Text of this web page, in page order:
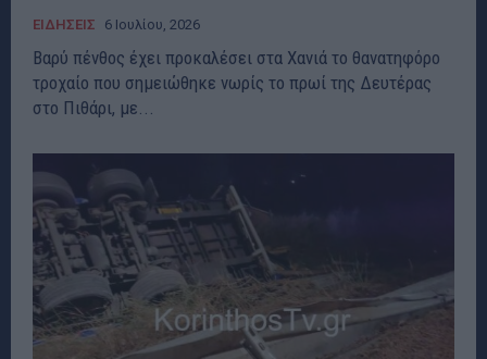
ΕΙΔΗΣΕΙΣ 6 Ιουλίου, 2026
Βαρύ πένθος έχει προκαλέσει στα Χανιά το θανατηφόρο
τροχαίο που σημειώθηκε νωρίς το πρωί της Δευτέρας
στο Πιθάρι, με...